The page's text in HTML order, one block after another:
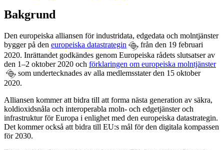
Bakgrund
Den europeiska alliansen för industridata, edgedata och molntjänster
bygger på den europeiska datastrategin
från den 19 februari
2020. Inrättandet godkändes genom Europeiska rådets slutsatser av
den 1–2 oktober 2020 och förklaringen om europeiska molntjänster
som undertecknades av alla medlemsstater den 15 oktober
2020.
Alliansen kommer att bidra till att forma nästa generation av säkra,
koldioxidsnåla och interoperabla moln- och edgetjänster och
infrastruktur för Europa i enlighet med den europeiska datastrategin.
Det kommer också att bidra till EU:s mål för den digitala kompassen
för 2030.